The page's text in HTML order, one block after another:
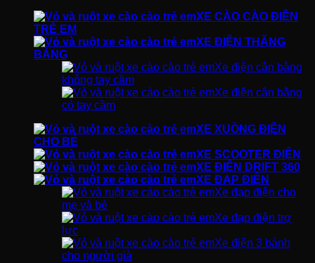
XE CÀO CÀO ĐIỆN
TRẺ EM
XE ĐIỆN THĂNG
BẰNG
Xe điện cân bằng
không tay cầm
Xe điện cân bằng
có tay cầm
XE XUỒNG ĐIỆN
CHO BÉ
XE SCOOTER ĐIỆN
XE ĐIỆN DRIFT 360
XE ĐẠP ĐIỆN
Xe đạp điện cho
mẹ và bé
Xe đạp điện trợ
lực
Xe điện 3 bánh
cho người già